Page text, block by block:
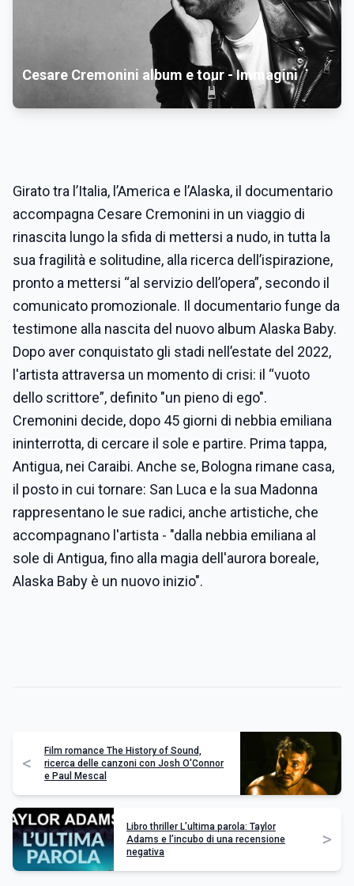
Cesare Cremonini album e tour - Immagini
Girato tra l’Italia, l’America e l’Alaska, il documentario
accompagna Cesare Cremonini in un viaggio di
rinascita lungo la sfida di mettersi a nudo, in tutta la
sua fragilità e solitudine, alla ricerca dell’ispirazione,
pronto a mettersi “al servizio dell’opera”, secondo il
comunicato promozionale. Il documentario funge da
testimone alla nascita del nuovo album Alaska Baby.
Dopo aver conquistato gli stadi nell’estate del 2022,
l'artista attraversa un momento di crisi: il “vuoto
dello scrittore”, definito "un pieno di ego".
Cremonini decide, dopo 45 giorni di nebbia emiliana
ininterrotta, di cercare il sole e partire. Prima tappa,
Antigua, nei Caraibi. Anche se, Bologna rimane casa,
il posto in cui tornare: San Luca e la sua Madonna
rappresentano le sue radici, anche artistiche, che
accompagnano l'artista - "dalla nebbia emiliana al
sole di Antigua, fino alla magia dell'aurora boreale,
Alaska Baby è un nuovo inizio".
<
Film romance The History of Sound,
ricerca delle canzoni con Josh O'Connor
e Paul Mescal
Libro thriller L’ultima parola: Taylor
Adams e l’incubo di una recensione
negativa
>